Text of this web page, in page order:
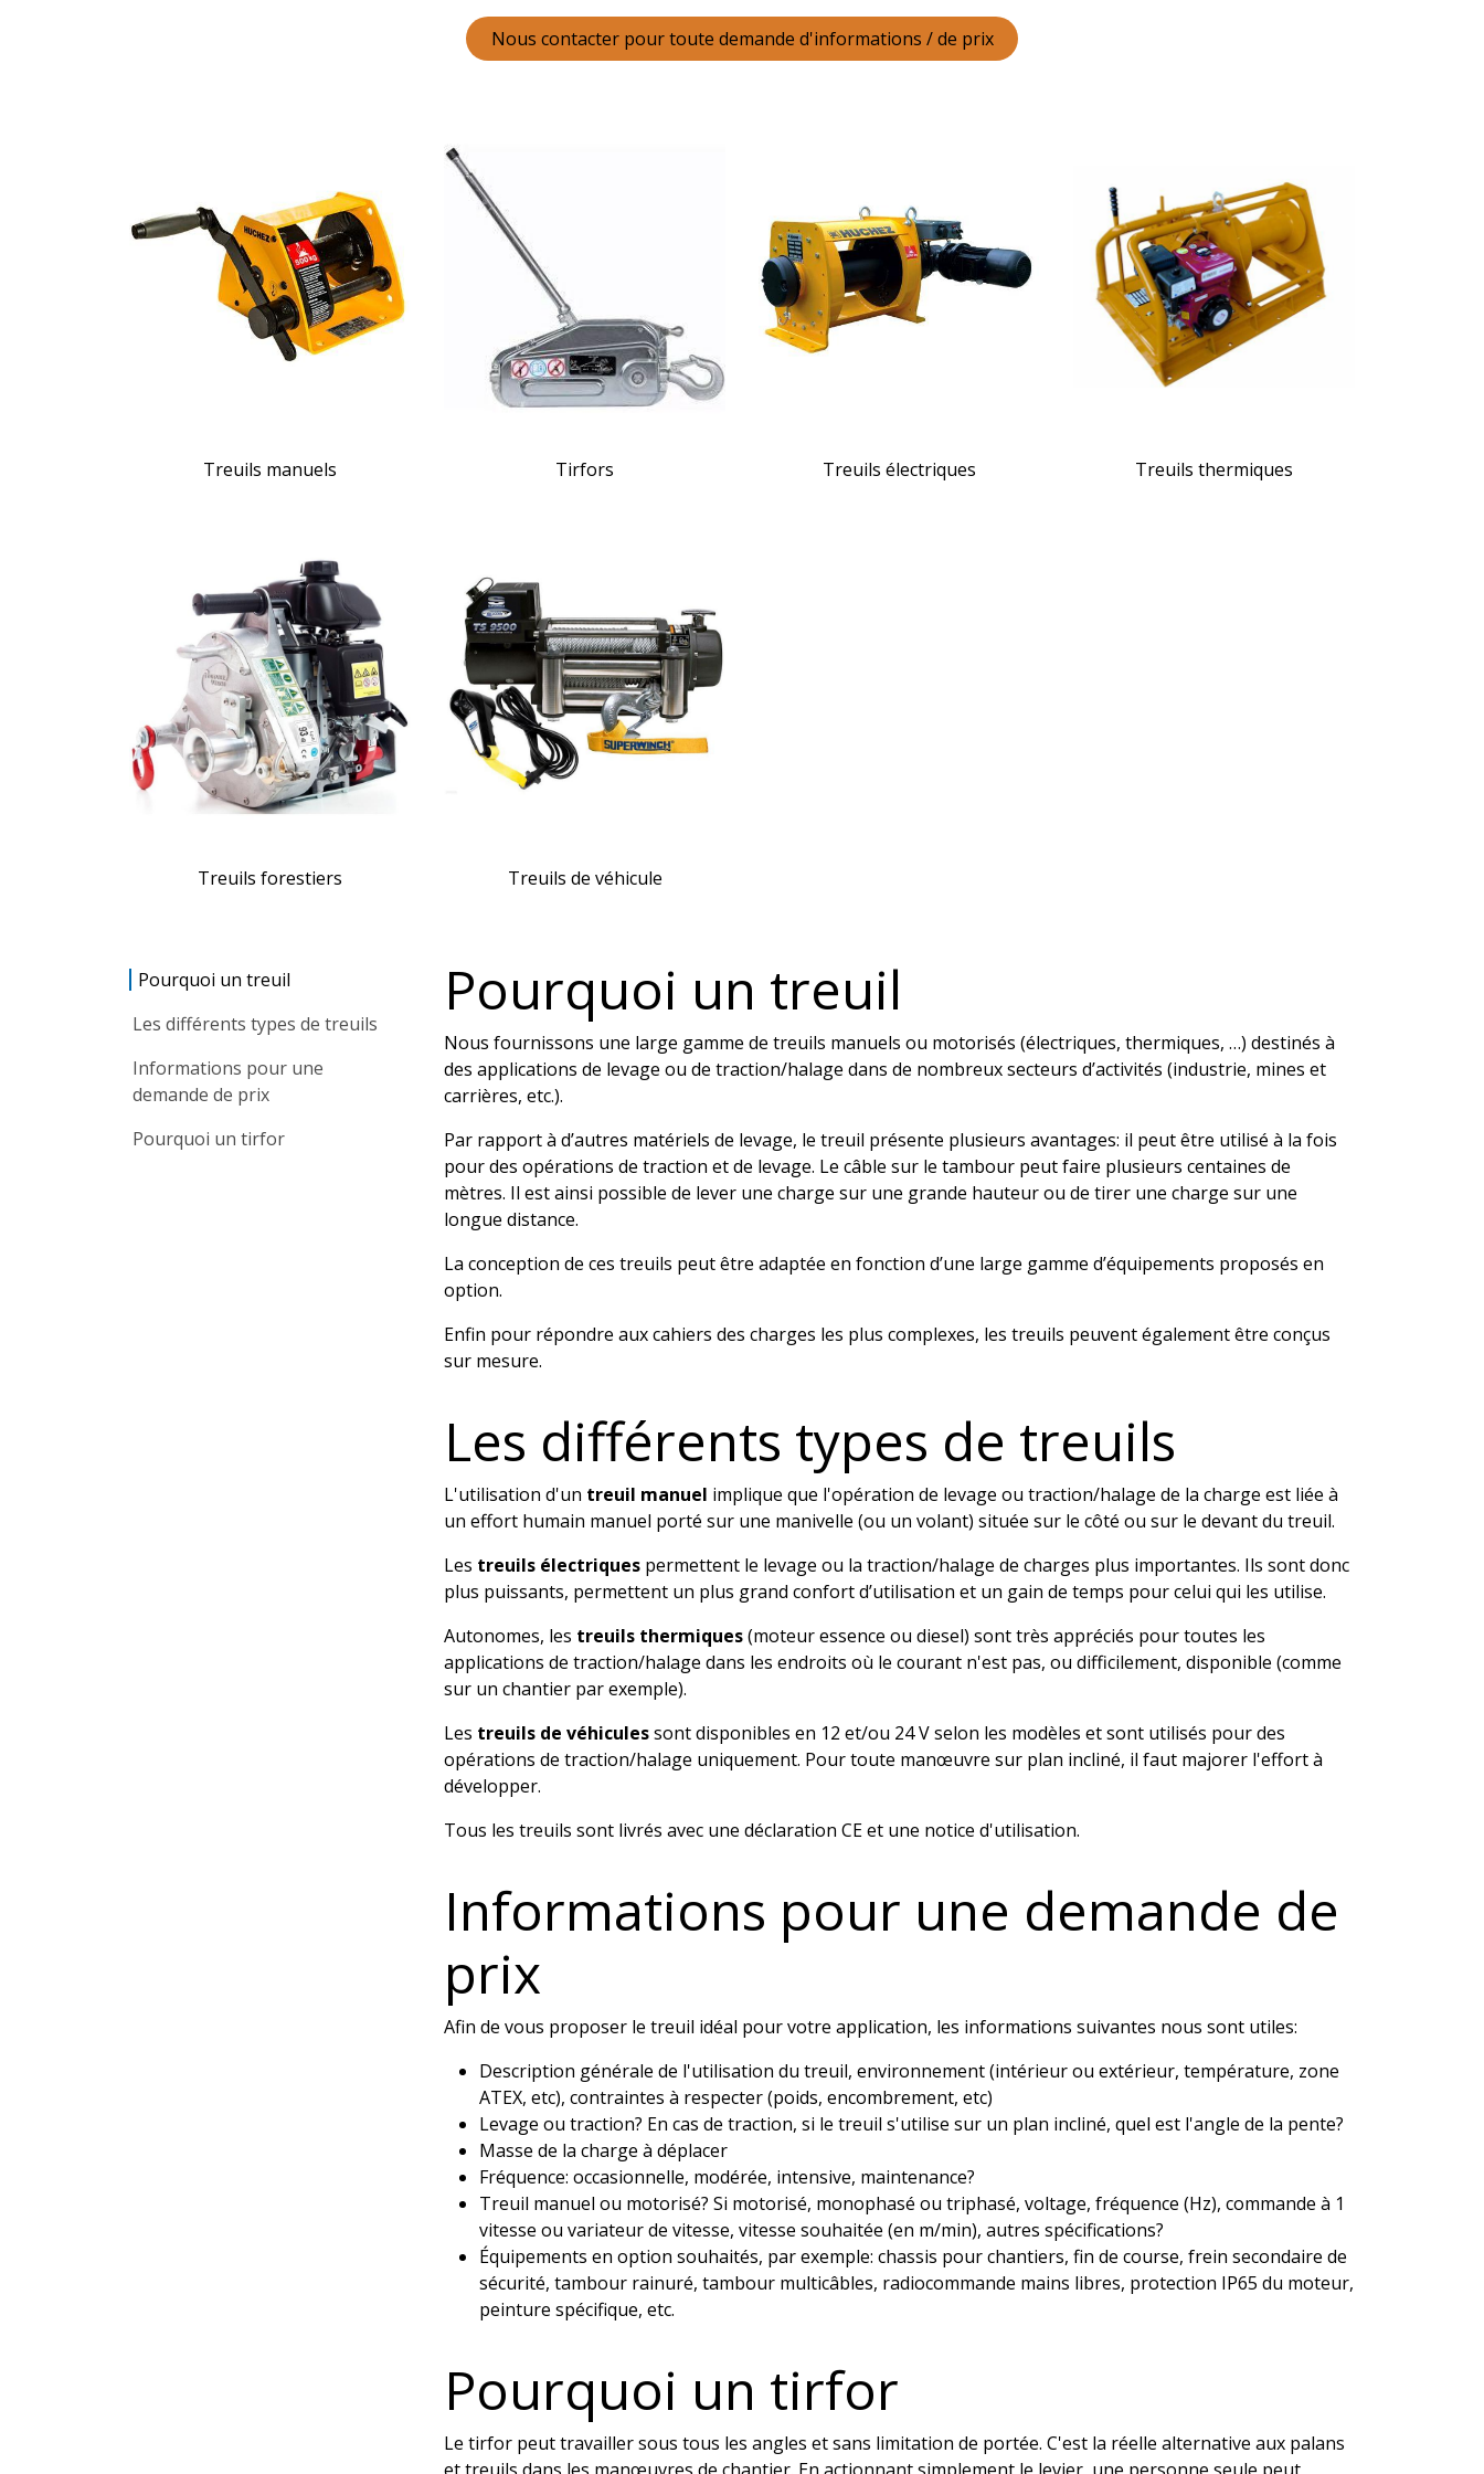
Nous contacter pour toute demande d'informations / de prix
Treuils manuels Tirfors Treuils électriques Treuils thermiques
Treuils forestiers Treuils de véhicule
Pourquoi un treuil
Les différents types de treuils
Informations pour une
demande de prix
Pourquoi un tirfor
Pourquoi un treuil
Nous fournissons une large gamme de treuils manuels ou motorisés (électriques, thermiques, …) destinés à
des applications de levage ou de traction/halage dans de nombreux secteurs d’activités (industrie, mines et
carrières, etc.).
Par rapport à d’autres matériels de levage, le treuil présente plusieurs avantages: il peut être utilisé à la fois
pour des opérations de traction et de levage. Le câble sur le tambour peut faire plusieurs centaines de
mètres. Il est ainsi possible de lever une charge sur une grande hauteur ou de tirer une charge sur une
longue distance.
La conception de ces treuils peut être adaptée en fonction d’une large gamme d’équipements proposés en
option.
Enfin pour répondre aux cahiers des charges les plus complexes, les treuils peuvent également être conçus
sur mesure.
Les différents types de treuils
L'utilisation d'un treuil manuel implique que l'opération de levage ou traction/halage de la charge est liée à
un effort humain manuel porté sur une manivelle (ou un volant) située sur le côté ou sur le devant du treuil.
Les treuils électriques permettent le levage ou la traction/halage de charges plus importantes. Ils sont donc
plus puissants, permettent un plus grand confort d’utilisation et un gain de temps pour celui qui les utilise.
Autonomes, les treuils thermiques(moteur essence ou diesel) sont très appréciés pour toutes les
applications de traction/halage dans les endroits où le courant n'est pas, ou difficilement, disponible (comme
sur un chantier par exemple).
Les treuils de véhiculessont disponibles en 12 et/ou 24 V selon les modèles et sont utilisés pour des
opérations de traction/halage uniquement. Pour toute manœuvre sur plan incliné, il faut majorer l'effort à
développer.
Tous les treuils sont livrés avec une déclaration CE et une notice d'utilisation.
Informations pour une demande de
prix
Afin de vous proposer le treuil idéal pour votre application, les informations suivantes nous sont utiles:
Description générale de l'utilisation du treuil, environnement (intérieur ou extérieur, température, zone
ATEX, etc), contraintes à respecter (poids, encombrement, etc)
Levage ou traction? En cas de traction, si le treuil s'utilise sur un plan incliné, quel est l'angle de la pente?
Masse de la charge à déplacer
Fréquence: occasionnelle, modérée, intensive, maintenance?
Treuil manuel ou motorisé? Si motorisé, monophasé ou triphasé, voltage, fréquence (Hz), commande à 1
vitesse ou variateur de vitesse, vitesse souhaitée (en m/min), autres spécifications?
Équipements en option souhaités, par exemple: chassis pour chantiers, fin de course, frein secondaire de
sécurité, tambour rainuré, tambour multicâbles, radiocommande mains libres, protection IP65 du moteur,
peinture spécifique, etc.
Pourquoi un tirfor
Le tirfor peut travailler sous tous les angles et sans limitation de portée. C'est la réelle alternative aux palans